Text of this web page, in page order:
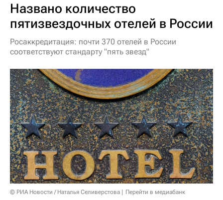
Названо количество
пятизвездочных отелей в России
Росаккредитация: почти 370 отелей в России
соответствуют стандарту "пять звезд"
© РИА Новости / Наталья Селиверстова Перейти в медиабанк